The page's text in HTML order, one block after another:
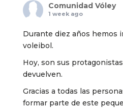
Comunidad Vóley
1 week ago
Durante diez años hemos
voleibol.
Hoy, son sus
devuelven.
Gracias a todas las
formar parte de este